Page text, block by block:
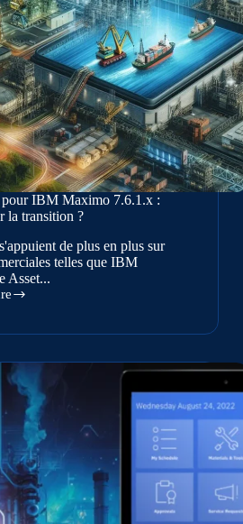
pour IBM Maximo 7.6.1.x :
la transition ?
de plus en plus sur
telles que IBM
Asset...